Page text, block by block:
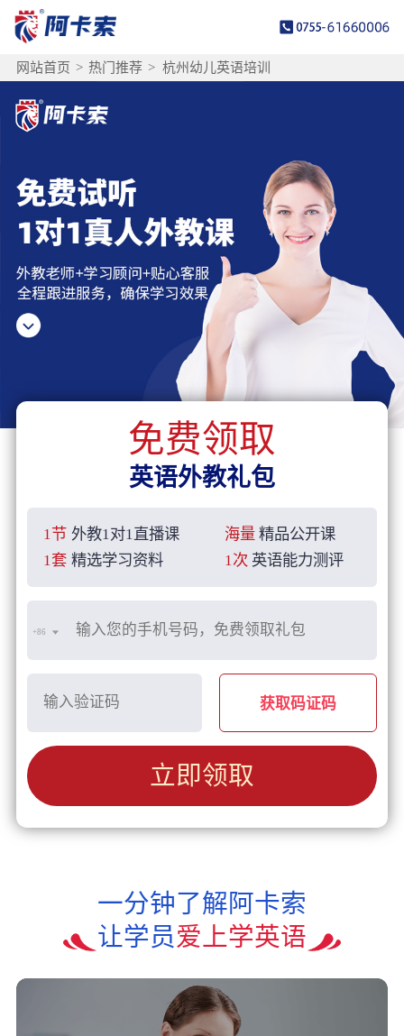
网站首页 > 热门推荐 > 杭州幼儿英语培训
免费领取
英语外教礼包
1节 外教1对1直播课 海量 精品公开课
1套 精选学习资料 1次 英语能力测评
+86
获取码证码
立即领取
一分钟了解阿卡索
让学员爱上学英语